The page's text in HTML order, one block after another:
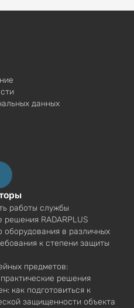
данных
работы службы
RADARPLUS
оборудования в различных
к степени защиты
предметов:
решения
как подготовиться к
защищенности объекта